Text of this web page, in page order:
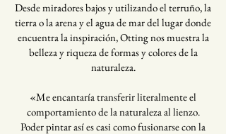
Desde miradores bajos y utilizando el terruño, la
tierra o la arena y el agua de mar del lugar donde
encuentra la inspiración, Otting nos muestra la
belleza y riqueza de formas y colores de la
naturaleza.
«Me encantaría transferir literalmente el
comportamiento de la naturaleza al lienzo.
Poder pintar así es casi como fusionarse con la